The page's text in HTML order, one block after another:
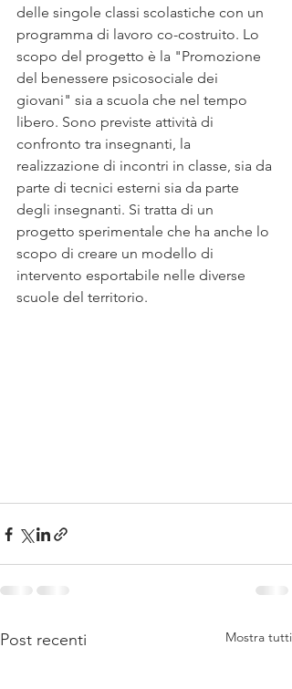
delle singole classi scolastiche con un
programma di lavoro co-costruito. Lo
scopo del progetto è la "Promozione
del benessere psicosociale dei
giovani" sia a scuola che nel tempo
libero. Sono previste attività di
confronto tra insegnanti, la
realizzazione di incontri in classe, sia da
parte di tecnici esterni sia da parte
degli insegnanti. Si tratta di un
progetto sperimentale che ha anche lo
scopo di creare un modello di
intervento esportabile nelle diverse
scuole del territorio.
Post recenti Mostra tutti